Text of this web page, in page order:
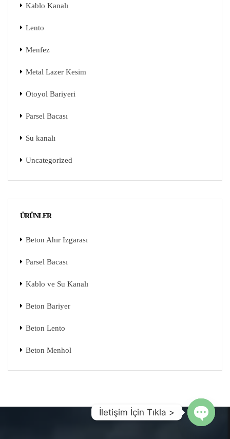
Kablo Kanalı
Lento
Menfez
Metal Lazer Kesim
Otoyol Bariyeri
Parsel Bacası
Su kanalı
Uncategorized
ÜRÜNLER
Beton Ahır Izgarası
Parsel Bacası
Kablo ve Su Kanalı
Beton Bariyer
Beton Lento
Beton Menhol
İletişim İçin Tıkla >